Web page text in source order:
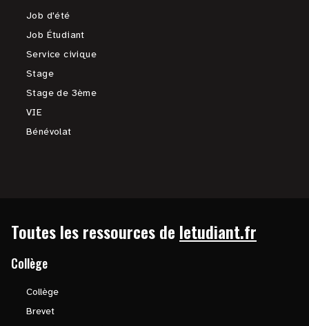
Job d'été
Job Étudiant
Service civique
Stage
Stage de 3ème
VIE
Bénévolat
Toutes les ressources de letudiant.fr
Collège
Collège
Brevet